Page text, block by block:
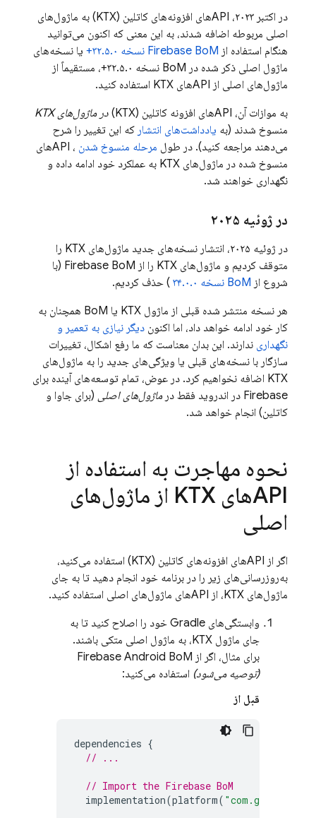
در اکتبر ۲۰۲۳، APIهای افزونه‌های کاتلین (KTX) به ماژول‌های
اصلی مربوطه اضافه شدند، به این معنی که اکنون می‌توانید
هنگام استفاده از Firebase BoM نسخه ۳۲.۵.۰+
یا نسخه‌های
ماژول اصلی ذکر شده در BoM
نسخه ۳۲.۵.۰+، مستقیماً از
ماژول‌های اصلی از APIهای KTX استفاده کنید.
به موازات آن، APIهای افزونه کاتلین (KTX)
در ماژول‌های KTX
منسوخ شدند (به یادداشت‌های انتشار که این تغییر را شرح
می‌دهند مراجعه کنید). در طول مرحله منسوخ شدن
، APIهای
منسوخ شده در ماژول‌های KTX به عملکرد خود ادامه داده و
نگهداری خواهند شد.
در ژوئیه ۲۰۲۵
در ژوئیه ۲۰۲۵، انتشار نسخه‌های جدید ماژول‌های KTX را
متوقف کردیم و ماژول‌های KTX را از
Firebase BoM (با
شروع از BoM نسخه ۳۴.۰.۰
) حذف کردیم.
هر نسخه منتشر شده قبلی از ماژول KTX یا
BoM همچنان به
کار خود ادامه خواهد داد، اما اکنون دیگر نیازی به تعمیر و
نگهداری ندارند. این بدان معناست که ما رفع اشکال، تغییرات
سازگار با نسخه‌های قبلی یا ویژگی‌های جدید را به ماژول‌های
KTX اضافه نخواهیم کرد. در عوض، تمام توسعه‌های آینده برای
Firebase در اندروید فقط در
ماژول‌های اصلی (برای جاوا و
کاتلین) انجام خواهد شد.
نحوه مهاجرت به استفاده از
APIهای KTX از ماژول‌های
اصلی
اگر از APIهای افزونه‌های کاتلین (KTX) استفاده می‌کنید،
به‌روزرسانی‌های زیر را در برنامه خود انجام دهید تا به جای
ماژول‌های KTX، از APIهای ماژول‌های اصلی استفاده کنید.
وابستگی‌های Gradle خود را اصلاح کنید تا به
جای ماژول KTX، به ماژول اصلی متکی باشند.
برای مثال، اگر از Firebase Android BoM
(توصیه می‌شود) استفاده می‌کنید:
قبل از
dependencies {
// ...
// Import the Firebase BoM
implementation(platform(